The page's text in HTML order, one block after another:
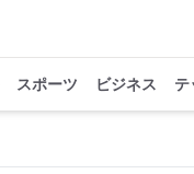
スポーツ ビジネス テ